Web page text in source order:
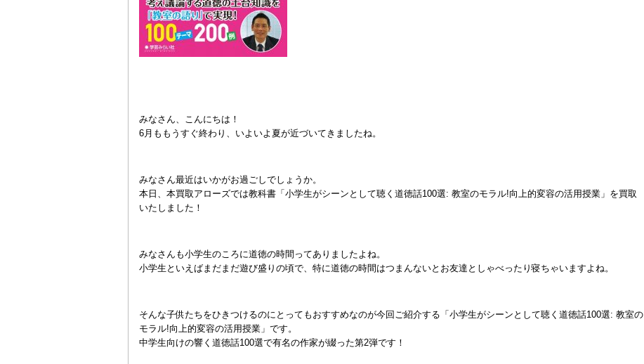
みなさん、こんにちは！
6月ももうすぐ終わり、いよいよ夏が近づいてきましたね。
みなさん最近はいかがお過ごしでしょうか。
本日、本買取アローズでは教科書「小学生がシーンとして聴く道徳話100選: 教室のモラル!向上的変容の活用授業」を買取
いたしました！
みなさんも小学生のころに道徳の時間ってありましたよね。
小学生といえばまだまだ遊び盛りの頃で、特に道徳の時間はつまんないとお友達としゃべったり寝ちゃいますよね。
そんな子供たちをひきつけるのにとってもおすすめなのが今回ご紹介する「小学生がシーンとして聴く道徳話100選: 教室の
モラル!向上的変容の活用授業」です。
中学生向けの響く道徳話100選で有名の作家が綴った第2弾です！